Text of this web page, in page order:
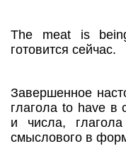
The meat is
готовится сейчас.
Завершенное
глагола to have в
и числа,
смыслового в